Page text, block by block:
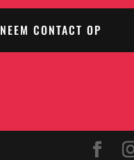
NEEM CONTACT OP